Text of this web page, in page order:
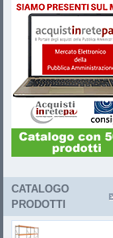
CATALOGO
PRODOTTI